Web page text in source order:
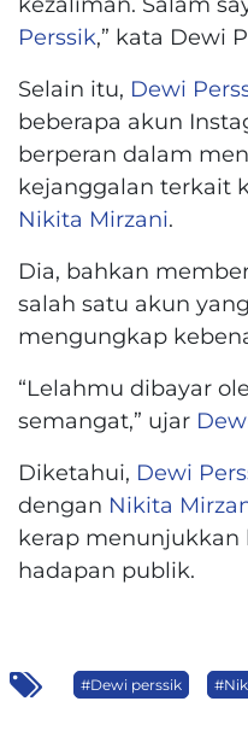
Perssik,” kata Dewi
Selain itu, Dewi
beberapa akun
berperan dalam
kejanggalan terkait
Nikita Mirzani.
Dia, bahkan
salah satu akun
mengungkap
“Lelahmu dibayar
semangat,” ujar
Diketahui, Dewi
dengan Nikita
kerap
hadapan publik.
#Dewi perssik